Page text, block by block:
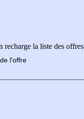
recharge la liste des offres
de l'offre